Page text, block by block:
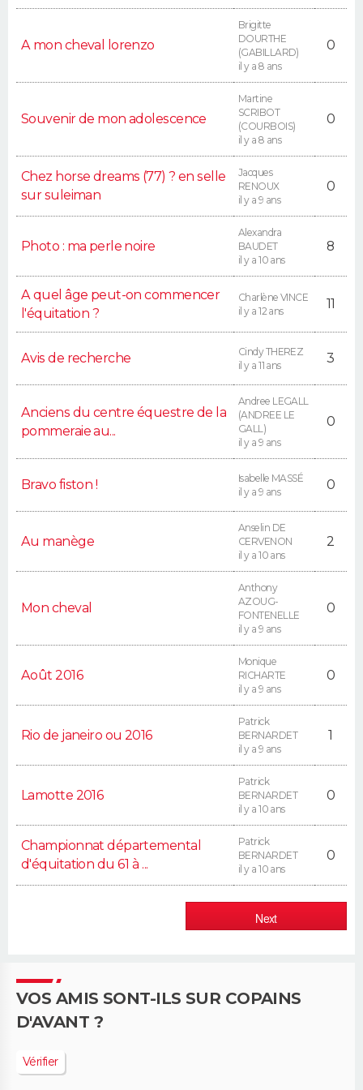
A mon cheval lorenzo
Brigitte
DOURTHE
(GABILLARD)
il y a 8 ans
0
Souvenir de mon adolescence
Martine
SCRIBOT
(COURBOIS)
il y a 8 ans
0
Chez horse dreams (77) ? en selle
sur suleiman
Jacques
RENOUX
il y a 9 ans
0
Photo : ma perle noire
Alexandra
BAUDET
il y a 10 ans
8
A quel âge peut-on commencer
l'équitation ?
Charlène VINCE
il y a 12 ans
11
Avis de recherche
Cindy THEREZ
il y a 11 ans
3
Anciens du centre équestre de la
pommeraie au...
Andree LEGALL
(ANDREE LE
GALL)
il y a 9 ans
0
Bravo fiston !
Isabelle MASSÉ
il y a 9 ans
0
Au manège
Anselin DE
CERVENON
il y a 10 ans
2
Mon cheval
Anthony
AZOUG-
FONTENELLE
il y a 9 ans
0
Août 2016
Monique
RICHARTE
il y a 9 ans
0
Rio de janeiro ou 2016
Patrick
BERNARDET
il y a 9 ans
1
Lamotte 2016
Patrick
BERNARDET
il y a 10 ans
0
Championnat départemental
d'équitation du 61 à ...
Patrick
BERNARDET
il y a 10 ans
0
Next
VOS AMIS SONT-ILS SUR COPAINS
D'AVANT ?
Vérifier